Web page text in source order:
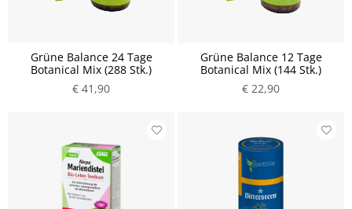
Grüne Balance 24 Tage
Botanical Mix (288 Stk.)
€ 41,90
Grüne Balance 12 Tage
Botanical Mix (144 Stk.)
€ 22,90